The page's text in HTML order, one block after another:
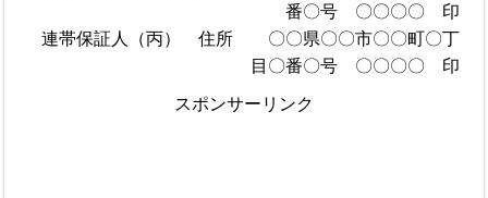
番〇号 〇〇〇〇 印
連帯保証人（丙） 住所 〇〇県〇〇市〇〇町〇丁
目〇番〇号 〇〇〇〇 印
スポンサーリンク